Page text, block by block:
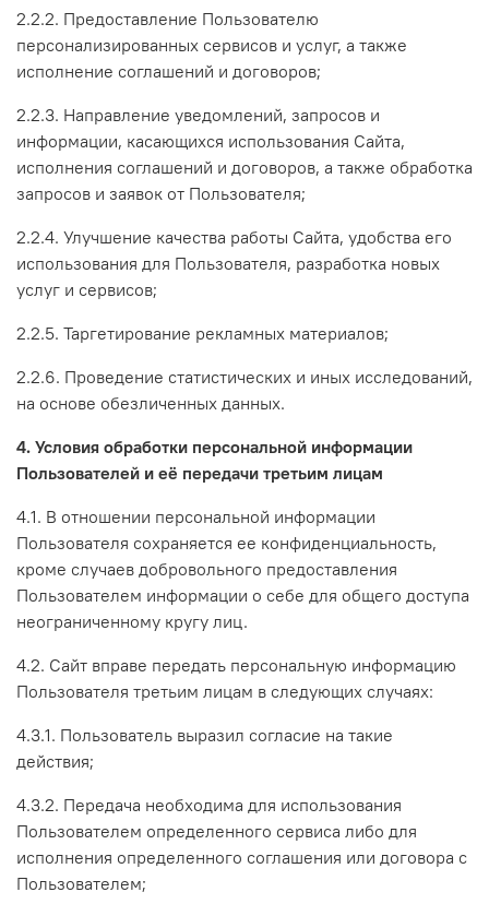
2.2.2. Предоставление Пользователю
персонализированных сервисов и услуг, а также
исполнение соглашений и договоров;
2.2.3. Направление уведомлений, запросов и
информации, касающихся использования Сайта,
исполнения соглашений и договоров, а также обработка
запросов и заявок от Пользователя;
2.2.4. Улучшение качества работы Сайта, удобства его
использования для Пользователя, разработка новых
услуг и сервисов;
2.2.5. Таргетирование рекламных материалов;
2.2.6. Проведение статистических и иных исследований,
на основе обезличенных данных.
4. Условия обработки персональной информации
Пользователей и её передачи третьим лицам
4.1. В отношении персональной информации
Пользователя сохраняется ее конфиденциальность,
кроме случаев добровольного предоставления
Пользователем информации о себе для общего доступа
неограниченному кругу лиц.
4.2. Сайт вправе передать персональную информацию
Пользователя третьим лицам в следующих случаях:
4.3.1. Пользователь выразил согласие на такие
действия;
4.3.2. Передача необходима для использования
Пользователем определенного сервиса либо для
исполнения определенного соглашения или договора с
Пользователем;